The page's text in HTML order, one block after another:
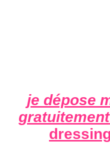
je dépose
gratuitement